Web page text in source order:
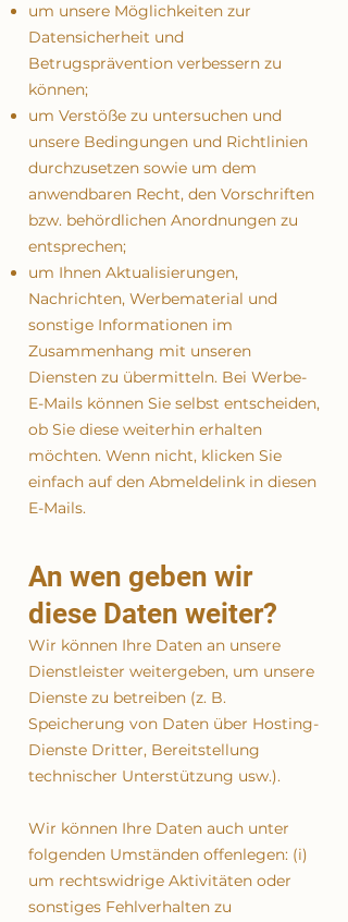
um unsere Möglichkeiten zur
Datensicherheit und
Betrugsprävention verbessern zu
können;
um Verstöße zu untersuchen und
unsere Bedingungen und Richtlinien
durchzusetzen sowie um dem
anwendbaren Recht, den Vorschriften
bzw. behördlichen Anordnungen zu
entsprechen;
um Ihnen Aktualisierungen,
Nachrichten, Werbematerial und
sonstige Informationen im
Zusammenhang mit unseren
Diensten zu übermitteln. Bei Werbe-
E-Mails können Sie selbst entscheiden,
ob Sie diese weiterhin erhalten
möchten. Wenn nicht, klicken Sie
einfach auf den Abmeldelink in diesen
E-Mails.
An wen geben wir
diese Daten weiter?
Wir können Ihre Daten an unsere
Dienstleister weitergeben, um unsere
Dienste zu betreiben (z. B.
Speicherung von Daten über Hosting-
Dienste Dritter, Bereitstellung
technischer Unterstützung usw.).
Wir können Ihre Daten auch unter
folgenden Umständen offenlegen: (i)
um rechtswidrige Aktivitäten oder
sonstiges Fehlverhalten zu